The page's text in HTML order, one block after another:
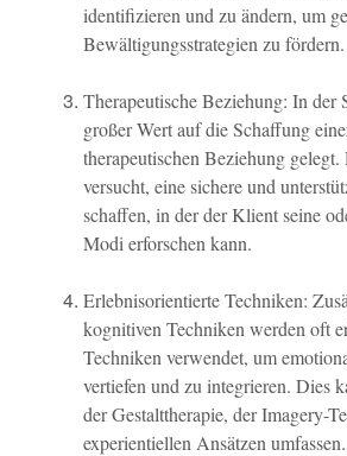
identifizieren und zu ändern, um
Bewältigungsstrategien zu fördern.
Therapeutische Beziehung: In der
großer Wert auf die Schaffung
therapeutischen Beziehung
versucht, eine sichere und
schaffen, in der der Klient seine
Modi erforschen kann.
Erlebnisorientierte Techniken:
kognitiven Techniken werden oft
Techniken verwendet, um
vertiefen und zu integrieren. Dies
der Gestalttherapie, der Imagery-
experientiellen Ansätzen umfassen.